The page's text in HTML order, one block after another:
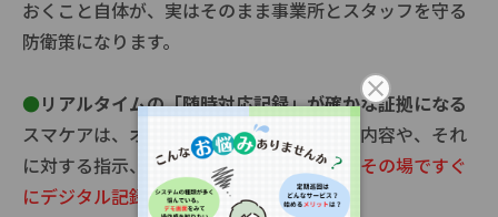
おくこと自体が、実はそのまま事業所とスタッフを守る
防衛策になります。
●リアルタイムの「随時対応記録」が確かな証拠になる
スマケアは、オペレーターが受けたコール内容や、それ
に対する指示、訪問スタッフの対応結果を その場ですぐ
にデジタル記録として残せます。